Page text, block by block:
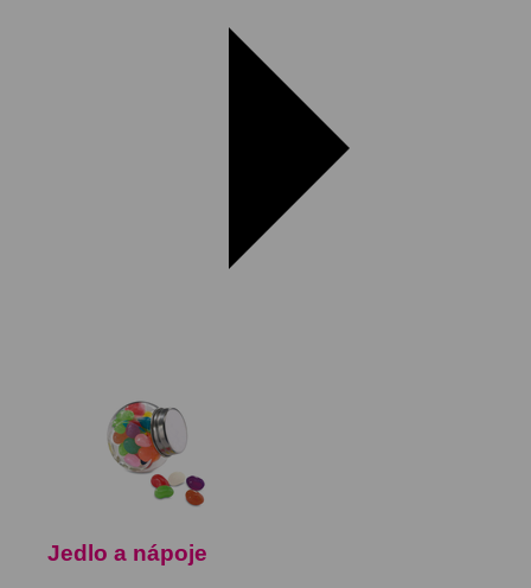
Jedlo a nápoje